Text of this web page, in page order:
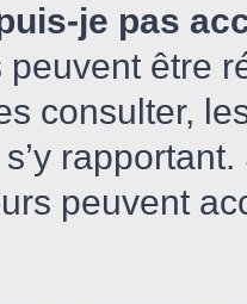
je pas
être
consulter,
peuvent